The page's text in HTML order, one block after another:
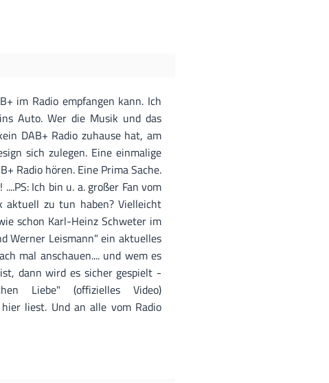
im Radio empfangen kann. Ich
Auto. Wer die Musik und das
DAB+ Radio zuhause hat, am
sich zulegen. Eine einmalige
Radio hören. Eine Prima Sache.
Ich bin u. a. großer Fan vom
aktuell zu tun haben? Vielleicht
schon Karl-Heinz Schweter im
Werner Leismann" ein aktuelles
mal anschauen.... und wem es
dann wird es sicher gespielt -
Liebe" (offizielles Video)
liest. Und an alle vom Radio